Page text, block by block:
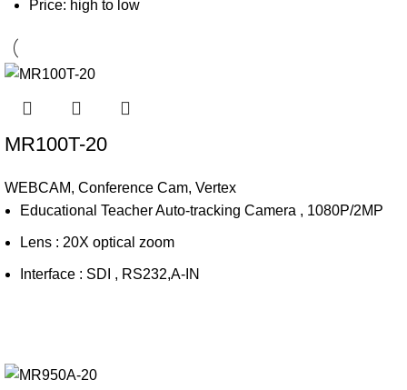
Price: high to low
MR100T-20
WEBCAM, Conference Cam, Vertex
Educational Teacher Auto-tracking Camera , 1080P/2MP
Lens : 20X optical zoom
Interface : SDI , RS232,A-IN